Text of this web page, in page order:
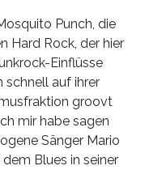
Punch, die
Hard Rock, der hier
Einflüsse
schnell auf ihrer
groovt
mir habe sagen
Sänger Mario
Blues in seiner